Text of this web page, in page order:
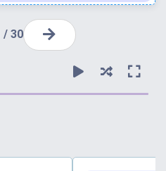
/ 30